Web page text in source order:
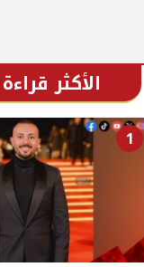
الأكثر قراءة
1